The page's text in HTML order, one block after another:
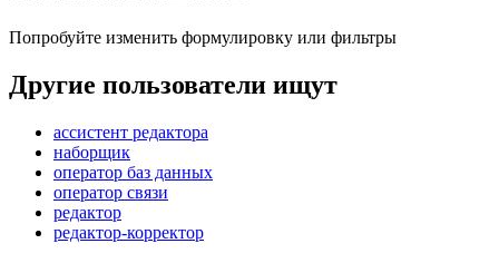
Попробуйте изменить формулировку или фильтры
Другие пользователи ищут
ассистент редактора
наборщик
оператор баз данных
оператор связи
редактор
редактор-корректор